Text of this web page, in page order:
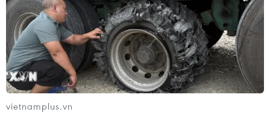
vietnamplus.vn